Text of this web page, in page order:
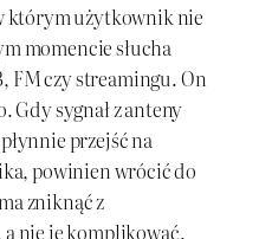
którym użytkownik nie
momencie słucha
FM czy streamingu. On
Gdy sygnał z anteny
przejść na
powinien wrócić do
zniknąć z
a nie je komplikować.